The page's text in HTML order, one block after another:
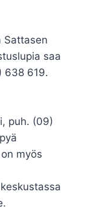
Sattasen
saa
638 619.
puh. (09)
myös